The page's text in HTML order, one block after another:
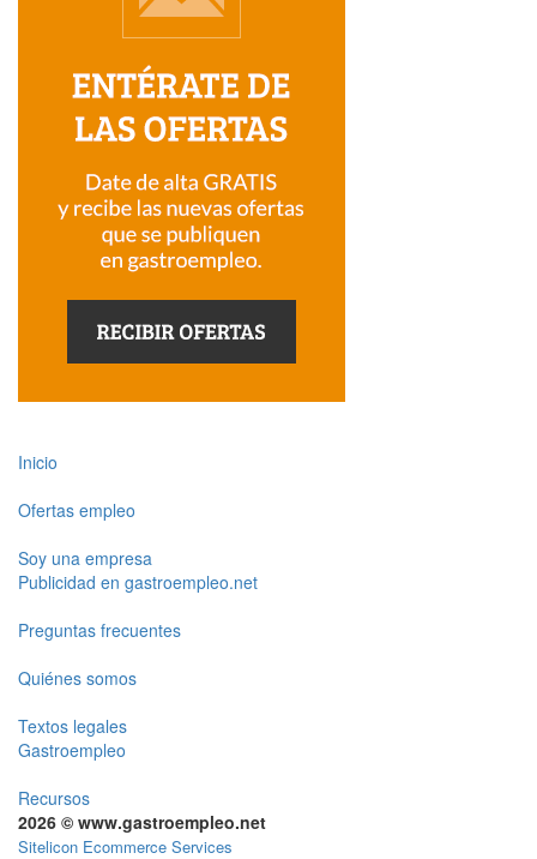
Inicio
Ofertas empleo
Soy una empresa
Publicidad en gastroempleo.net
Preguntas frecuentes
Quiénes somos
Textos legales
Gastroempleo
Recursos
2026 © www.gastroempleo.net
Sitelicon Ecommerce Services